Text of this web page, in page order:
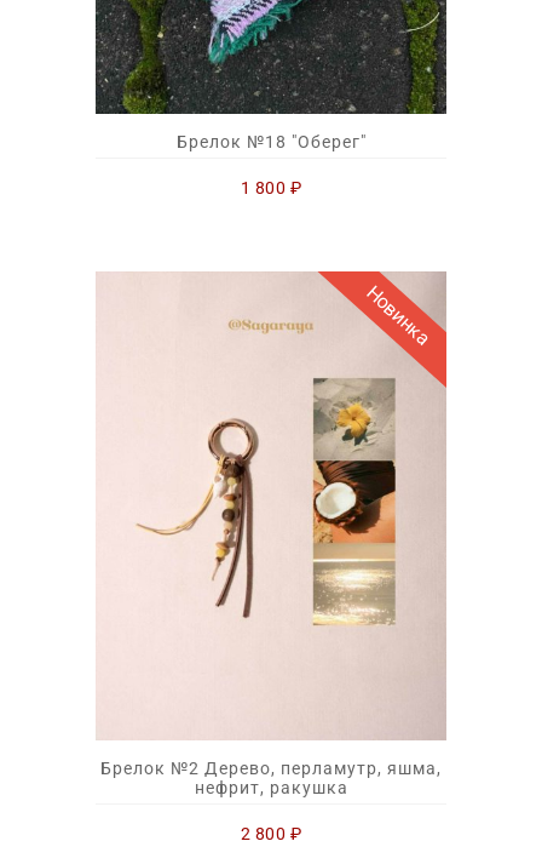
Брелок №18 "Оберег"
1 800 ₽
Новинка
Брелок №2 Дерево, перламутр, яшма,
нефрит, ракушка
2 800 ₽